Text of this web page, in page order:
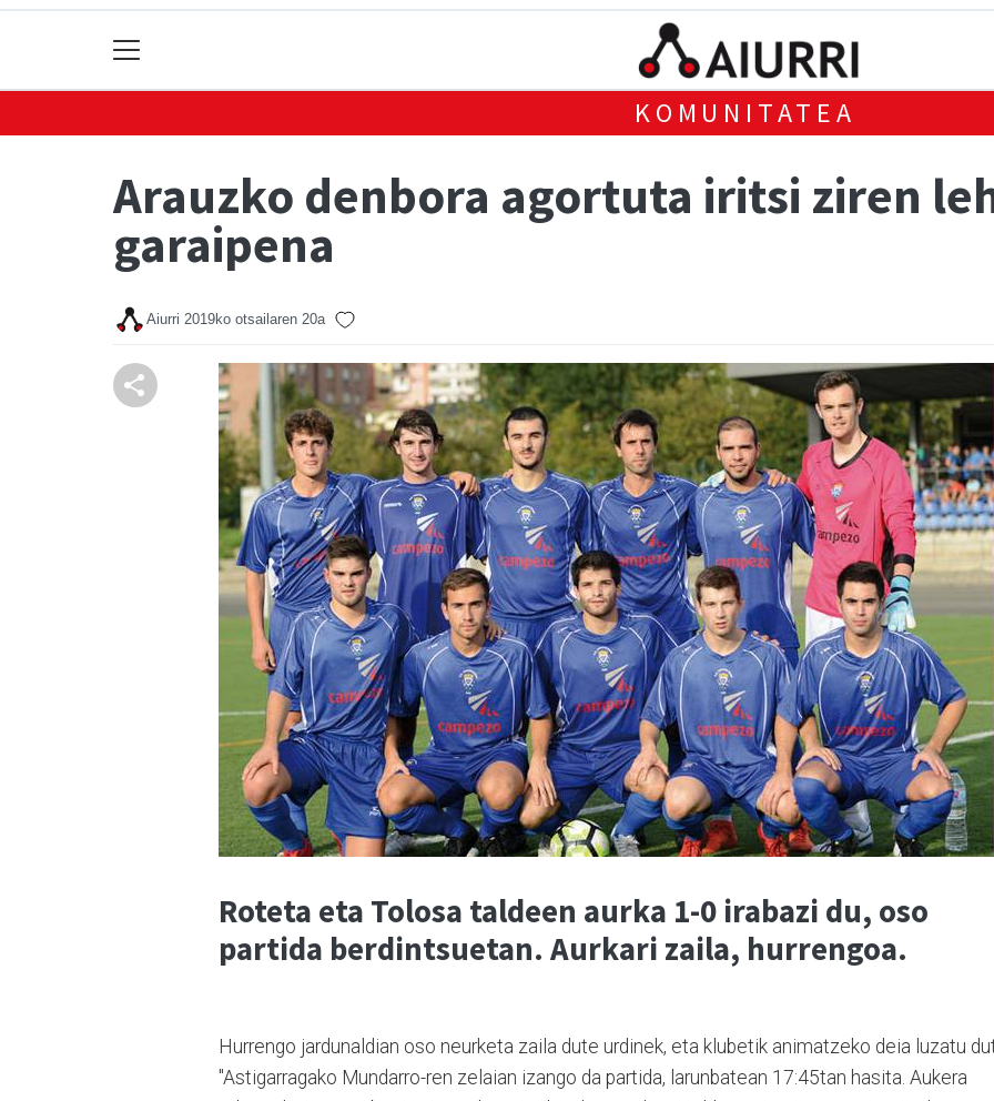
KOMUNITATEA
Arauzko denbora agortuta iritsi ziren
garaipena
Aiurri 2019ko otsailaren 20a
Roteta eta Tolosa taldeen aurka 1-0 irabazi du, oso
partida berdintsuetan. Aurkari zaila, hurrengoa.
Hurrengo jardunaldian oso neurketa zaila dute urdinek, eta klubetik animatzeko deia luzatu
"Astigarragako Mundarro-ren zelaian izango da partida, larunbatean 17:45tan hasita. Aukera